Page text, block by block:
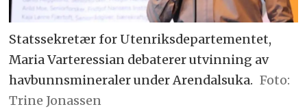
Statssekretær for Utenriksdepartementet,
Maria Varteressian debaterer utvinning av
havbunnsmineraler under Arendalsuka.
Trine Jonassen